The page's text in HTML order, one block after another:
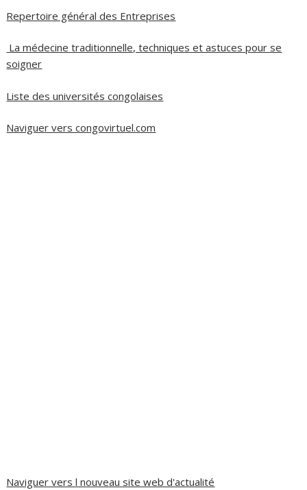
Repertoire général des Entreprises
La médecine traditionnelle, techniques et astuces pour se
soigner
Liste des universités congolaises
Naviguer vers congovirtuel.com
Naviguer vers l nouveau site web d'actualité